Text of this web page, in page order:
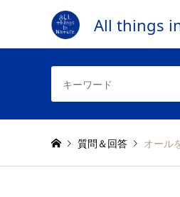
All things
質問＆回答 オール